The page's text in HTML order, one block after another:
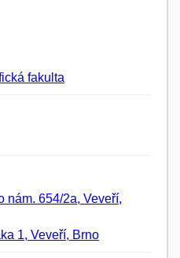
fakulta
nám. 654/2a, Veveří,
1, Veveří, Brno